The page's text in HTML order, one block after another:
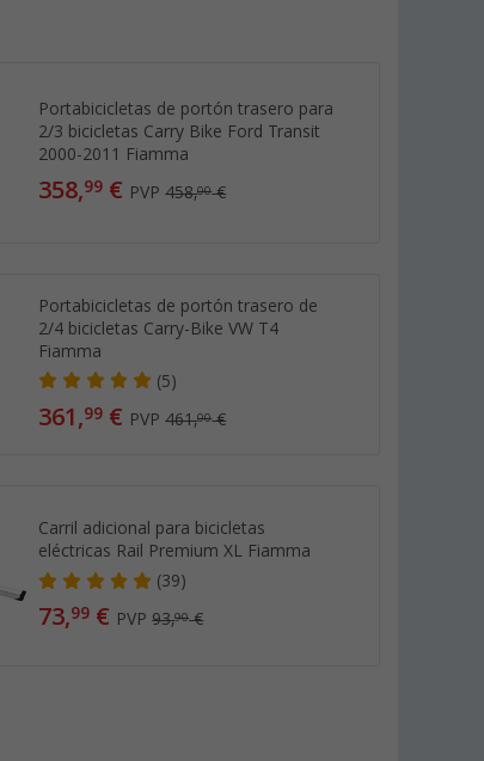
Portabicicletas de portón trasero para
2/3 bicicletas Carry Bike Ford Transit
2000-2011 Fiamma
358,99 € PVP458,00€
Portabicicletas de portón trasero de
2/4 bicicletas Carry-Bike VW T4
Fiamma
(5)
361,99 € PVP461,00€
Carril adicional para bicicletas
eléctricas Rail Premium XL Fiamma
(39)
73,99 € PVP93,90€
Berger
(19)
89,99 €